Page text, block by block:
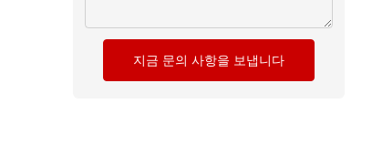
지금 문의 사항을 보냅니다